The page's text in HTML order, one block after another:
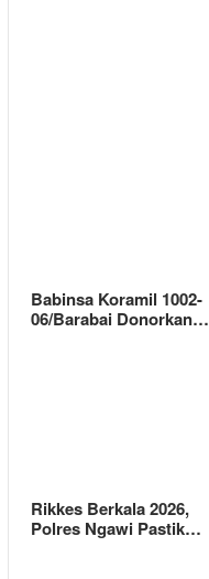
Babinsa Koramil 1002-
06/Barabai Donorkan…
Rikkes Berkala 2026,
Polres Ngawi Pastik…